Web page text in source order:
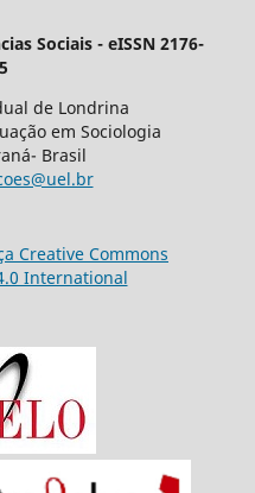
Sociais - eISSN 2176-
de Londrina
em Sociologia
Brasil
Creative Commons
International